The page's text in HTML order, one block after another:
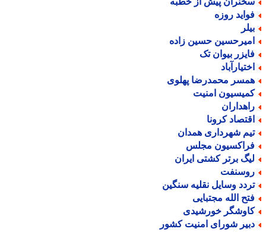
روزه
حسین زاده
بیوان تک
محمدرضا پهلوی
امنیت
کرونا
شهرداری همدان
مجلس
برتر کشتی ایران
وسایل نقلیه سنگین
الله مجتبایی
خورشیدی
شورای امنیت کشور